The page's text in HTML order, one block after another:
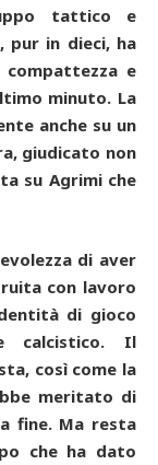
tattico e
pur in dieci, ha
e
minuto. La
anche su un
giudicato non
su Agrimi che
di aver
con lavoro
di gioco
calcistico. Il
così come la
meritato di
fine. Ma resta
che ha dato